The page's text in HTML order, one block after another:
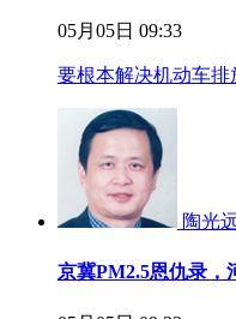
05月05日 09:33
要根本解决机动车排
陶光
京冀PM2.5恩仇录，